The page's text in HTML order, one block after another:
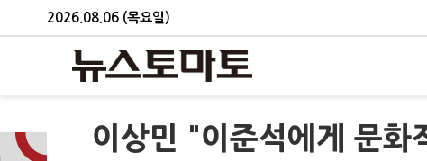
2026.08.06 (목요일)
이상민 "이준석에게 문화